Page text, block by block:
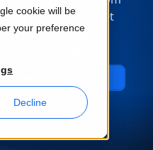
cookie will be
your preference
Decline
expertis där det
samordnat.
och komplexitet.